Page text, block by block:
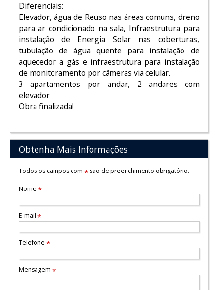
Diferenciais:
Elevador, água de Reuso nas áreas comuns, dreno
para ar condicionado na sala, Infraestrutura para
instalação de Energia Solar nas coberturas,
tubulação de água quente para instalação de
aquecedor a gás e infraestrutura para instalação
de monitoramento por câmeras via celular.
3 apartamentos por andar, 2 andares com
elevador
Obra finalizada!
Obtenha Mais Informações
Todos os campos com *são de preenchimento obrigatório.
Nome *
E-mail *
Telefone *
Mensagem *